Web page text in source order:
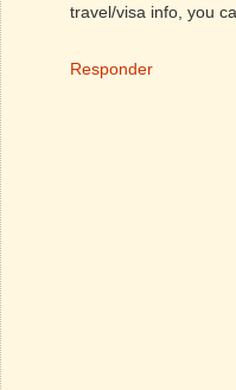
travel/visa info, you
Responder